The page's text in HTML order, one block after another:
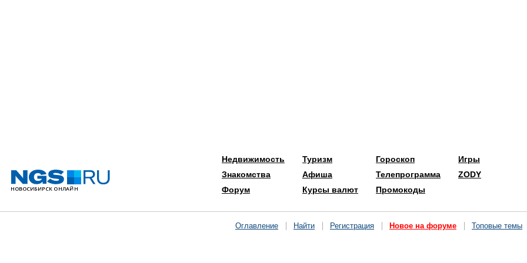
Недвижимость
Знакомства
Форум
Туризм
Афиша
Курсы валют
Гороскоп
Телепрограмма
Промокоды
Игры
ZODY
Оглавление Найти Регистрация Новое на форуме Топовые темы